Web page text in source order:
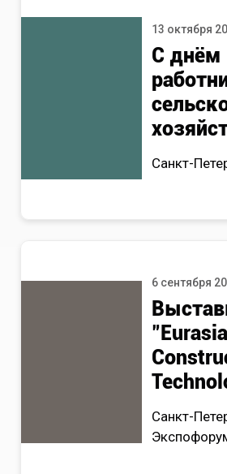
13 октября
С днём
Санкт-
6 сентября
Санкт-